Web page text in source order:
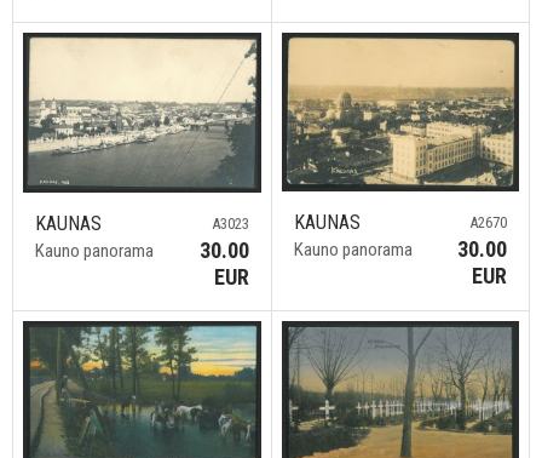
KAUNAS
Kauno panorama
A3023
30.00
EUR
KAUNAS
Kauno panorama
A2670
30.00
EUR